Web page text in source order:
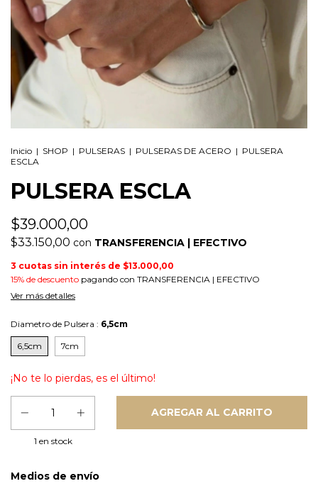
Inicio | SHOP | PULSERAS | PULSERAS DE ACERO | PULSERA
ESCLA
PULSERA ESCLA
$39.000,00
$33.150,00 con TRANSFERENCIA | EFECTIVO
3 cuotas sin interés de $13.000,00
15% de descuento pagando con TRANSFERENCIA | EFECTIVO
Ver más detalles
Diametro de Pulsera : 6,5cm
6,5cm 7cm
¡No te lo pierdas, es el último!
1 en stock
Entregas para el CP:
Medios de envío